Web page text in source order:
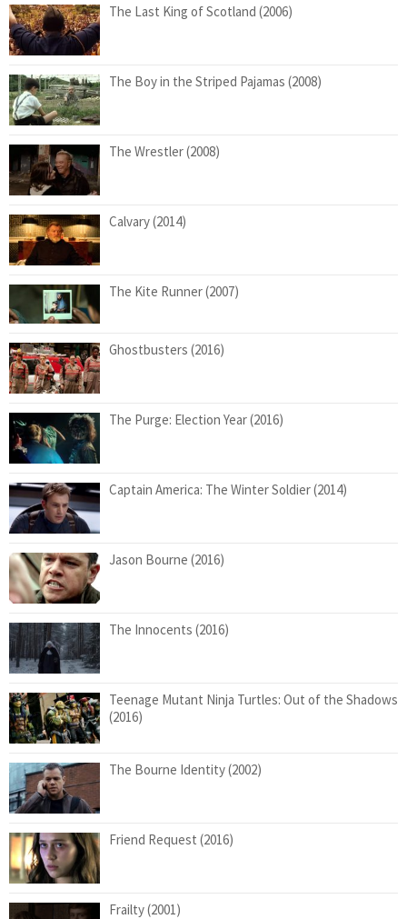
The Last King of Scotland (2006)
The Boy in the Striped Pajamas (2008)
The Wrestler (2008)
Calvary (2014)
The Kite Runner (2007)
Ghostbusters (2016)
The Purge: Election Year (2016)
Captain America: The Winter Soldier (2014)
Jason Bourne (2016)
The Innocents (2016)
Teenage Mutant Ninja Turtles: Out of the Shadows
(2016)
The Bourne Identity (2002)
Friend Request (2016)
Frailty (2001)